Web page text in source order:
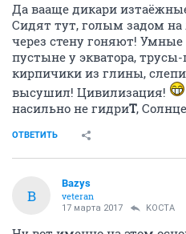
Да вааще дикари
Сидят тут, голым задом на
через стену гоняют!
пустыне у экватора,
кирпичики из глины,
высушил! Цивилизация!
насильно не гидриТ,
ОТВЕТИТЬ
B
Bazys
veteran
17 марта 2017 KOCTA